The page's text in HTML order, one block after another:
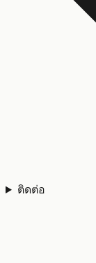
ติดต่อ